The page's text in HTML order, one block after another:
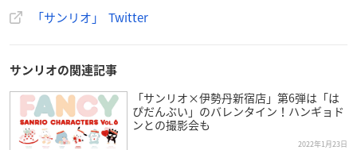
ラスの中にチョコブラウニーがIN♡なくなり次第終了なの
https://t.co/mkGiyAcTr6
W
—サンリオ(@sanrio_news) January 22, 2022
「サンリオ」 Twitter
サンリオの関連記事
「サンリオ×伊勢丹新宿店」第6弾は「は
ぴだんぶい」のバレンタイン！ハンギョド
ンとの撮影会も
2022年1月23日